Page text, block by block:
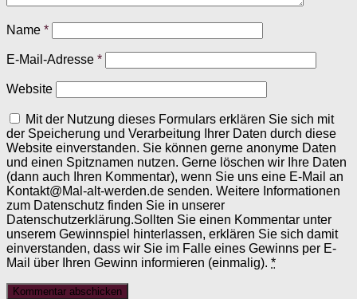
Name *
E-Mail-Adresse *
Website
Mit der Nutzung dieses Formulars erklären Sie sich mit
der Speicherung und Verarbeitung Ihrer Daten durch diese
Website einverstanden. Sie können gerne anonyme Daten
und einen Spitznamen nutzen. Gerne löschen wir Ihre Daten
(dann auch Ihren Kommentar), wenn Sie uns eine E-Mail an
Kontakt@Mal-alt-werden.de senden. Weitere Informationen
zum Datenschutz finden Sie in unserer
Datenschutzerklärung.Sollten Sie einen Kommentar unter
unserem Gewinnspiel hinterlassen, erklären Sie sich damit
einverstanden, dass wir Sie im Falle eines Gewinns per E-
Mail über Ihren Gewinn informieren (einmalig). *